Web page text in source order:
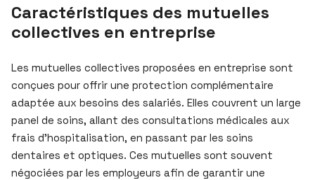
Caractéristiques des mutuelles
collectives en entreprise
Les mutuelles collectives proposées en entreprise sont
conçues pour offrir une protection complémentaire
adaptée aux besoins des salariés. Elles couvrent un large
panel de soins, allant des consultations médicales aux
frais d’hospitalisation, en passant par les soins
dentaires et optiques. Ces mutuelles sont souvent
négociées par les employeurs afin de garantir une